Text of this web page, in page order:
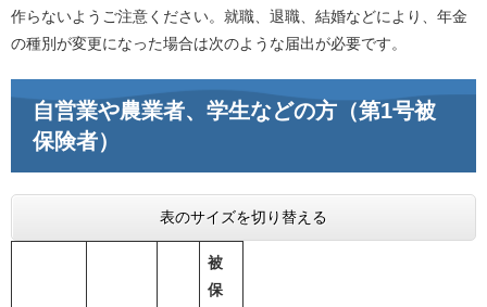
作らないようご注意ください。就職、退職、結婚などにより、年金
の種別が変更になった場合は次のような届出が必要です。
自営業や農業者、学生などの方（第1号被
保険者）
表のサイズを切り替える
被
保